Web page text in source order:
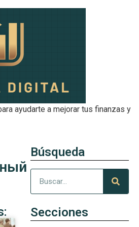
ayudarte a mejorar tus finanzas y
Búsqueda
Secciones